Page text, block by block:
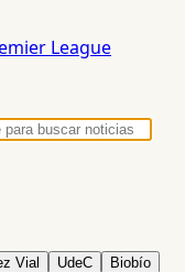
League
Vial UdeC Biobío